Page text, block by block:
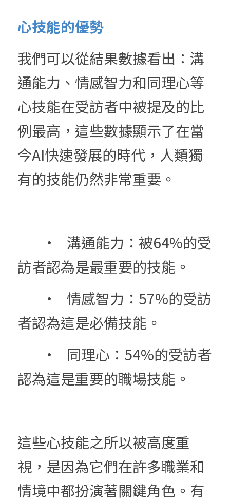
心技能的優勢
我們可以從結果數據看出：溝
通能力、情感智力和同理心等
心技能在受訪者中被提及的比
例最高，這些數據顯示了在當
今AI快速發展的時代，人類獨
有的技能仍然非常重要。
訪者認為是最重要的技能。
者認為這是必備技能。
認為這是重要的職場技能。
這些心技能之所以被高度重
視，是因為它們在許多職業和
情境中都扮演著關鍵角色。有